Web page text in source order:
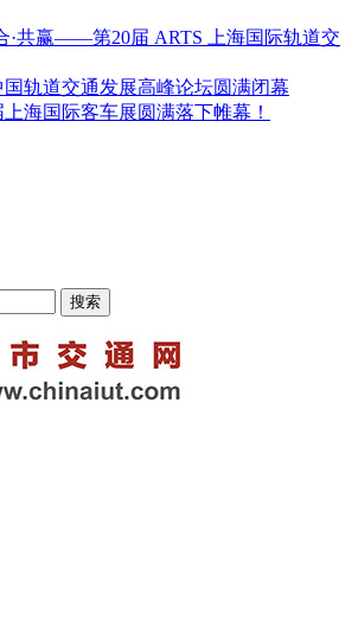
·共赢——第20届 ARTS 上海国际轨道交
国轨道交通发展高峰论坛圆满闭幕
海国际客车展圆满落下帷幕！